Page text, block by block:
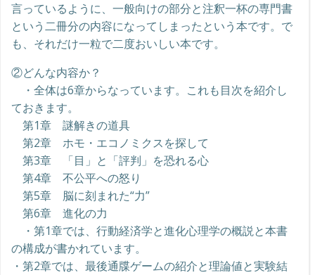
言っているように、一般向けの部分と注釈一杯の専門書
という二冊分の内容になってしまったという本です。で
も、それだけ一粒で二度おいしい本です。
②どんな内容か？
・全体は6章からなっています。これも目次を紹介し
ておきます。
第1章 謎解きの道具
第2章 ホモ・エコノミクスを探して
第3章 「目」と「評判」を恐れる心
第4章 不公平への怒り
第5章 脳に刻まれた“力”
第6章 進化の力
・第1章では、行動経済学と進化心理学の概説と本書
の構成が書かれています。
・第2章では、最後通牒ゲームの紹介と理論値と実験結